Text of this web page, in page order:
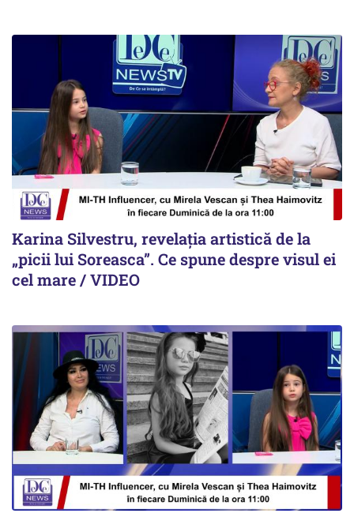
Karina Silvestru, revelația artistică de la
„picii lui Soreasca”. Ce spune despre visul ei
cel mare / VIDEO